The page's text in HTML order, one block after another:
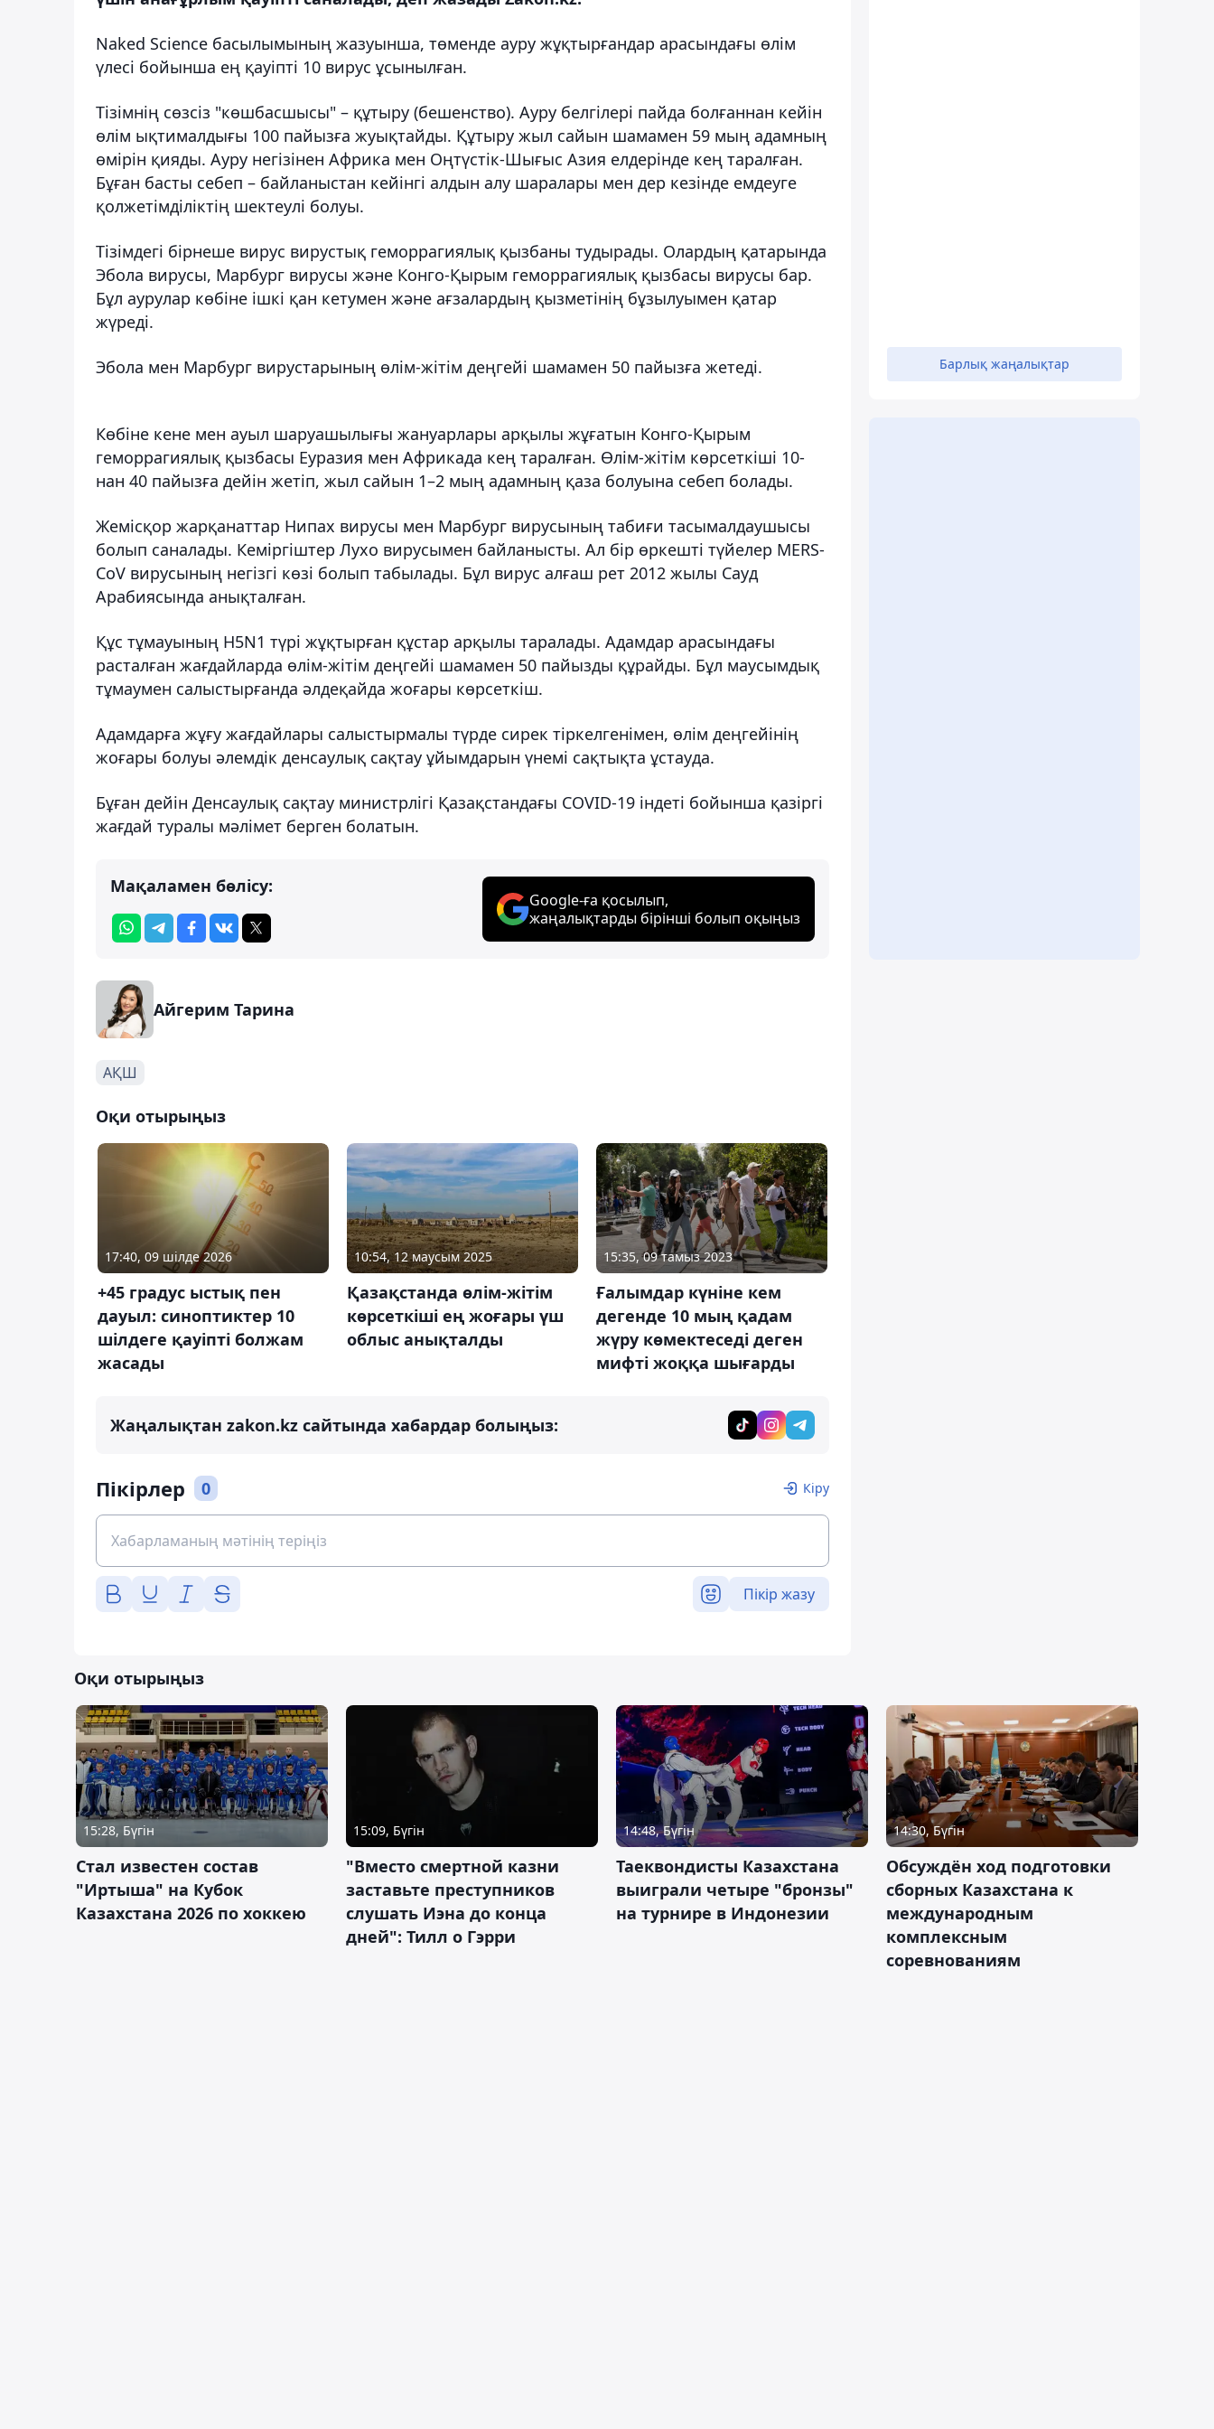
Naked Science басылымының жазуынша, төменде ауру жұқтырғандар арасындағы өлім
үлесі бойынша ең қауіпті 10 вирус ұсынылған.
Тізімнің сөзсіз "көшбасшысы" – құтыру (бешенство). Ауру белгілері пайда болғаннан кейін
өлім ықтималдығы 100 пайызға жуықтайды. Құтыру жыл сайын шамамен 59 мың адамның
өмірін қияды. Ауру негізінен Африка мен Оңтүстік-Шығыс Азия елдерінде кең таралған.
Бұған басты себеп – байланыстан кейінгі алдын алу шаралары мен дер кезінде емдеуге
қолжетімділіктің шектеулі болуы.
Тізімдегі бірнеше вирус вирустық геморрагиялық қызбаны тудырады. Олардың қатарында
Эбола вирусы, Марбург вирусы және Конго-Қырым геморрагиялық қызбасы вирусы бар.
Бұл аурулар көбіне ішкі қан кетумен және ағзалардың қызметінің бұзылуымен қатар
жүреді.
Эбола мен Марбург вирустарының өлім-жітім деңгейі шамамен 50 пайызға жетеді.
Көбіне кене мен ауыл шаруашылығы жануарлары арқылы жұғатын Конго-Қырым
геморрагиялық қызбасы Еуразия мен Африкада кең таралған. Өлім-жітім көрсеткіші 10-
нан 40 пайызға дейін жетіп, жыл сайын 1–2 мың адамның қаза болуына себеп болады.
Жемісқор жарқанаттар Нипах вирусы мен Марбург вирусының табиғи тасымалдаушысы
болып саналады. Кеміргіштер Лухо вирусымен байланысты. Ал бір өркешті түйелер MERS-
CoV вирусының негізгі көзі болып табылады. Бұл вирус алғаш рет 2012 жылы Сауд
Арабиясында анықталған.
Құс тұмауының H5N1 түрі жұқтырған құстар арқылы таралады. Адамдар арасындағы
расталған жағдайларда өлім-жітім деңгейі шамамен 50 пайызды құрайды. Бұл маусымдық
тұмаумен салыстырғанда әлдеқайда жоғары көрсеткіш.
Адамдарға жұғу жағдайлары салыстырмалы түрде сирек тіркелгенімен, өлім деңгейінің
жоғары болуы әлемдік денсаулық сақтау ұйымдарын үнемі сақтықта ұстауда.
Бұған дейін Денсаулық сақтау министрлігі Қазақстандағы COVID-19 індеті бойынша қазіргі
жағдай туралы мәлімет берген болатын.
Мақаламен бөлісу:
Google-ға қосылып,
жаңалықтарды бірінші болып оқыңыз
Айгерим Тарина
АҚШ
Оқи отырыңыз
17:40, 09 шілде 2026
+45 градус ыстық пен
дауыл: синоптиктер 10
шілдеге қауіпті болжам
жасады
10:54, 12 маусым 2025
Қазақстанда өлім-жітім
көрсеткіші ең жоғары үш
облыс анықталды
15:35, 09 тамыз 2023
Ғалымдар күніне кем
дегенде 10 мың қадам
жүру көмектеседі деген
мифті жоққа шығарды
Жаңалықтан zakon.kz сайтында хабардар болыңыз:
Пікірлер 0 Кіру
Пікір жазу
Барлық жаңалықтар
Оқи отырыңыз
15:28, Бүгін
Стал известен состав
"Иртыша" на Кубок
Казахстана 2026 по хоккею
15:09, Бүгін
"Вместо смертной казни
заставьте преступников
слушать Иэна до конца
дней": Тилл о Гэрри
14:48, Бүгін
Таеквондисты Казахстана
выиграли четыре "бронзы"
на турнире в Индонезии
14:30, Бүгін
Обсуждён ход подготовки
сборных Казахстана к
международным
комплексным
соревнованиям